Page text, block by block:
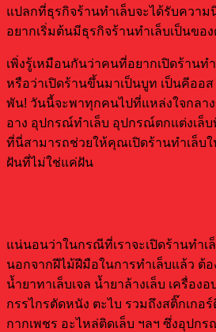
แปลกที่ธุรกิจร้านทำเล็บจะได้รับควา
อยากเริ่มต้นมีธุรกิจร้านทำเล็บเป็นของ
เพิ่งรู้เหมือนกันว่าคนที่อยากเปิดร้านทํ
หรือว่าเปิดร้านขึ้นมาเป็นบูท เป็นคีออ
พัน! วันนี้จะพาทุกคนไปที่แหล่งใจกลาง
อาง อุปกรณ์ทำเล็บ อุปกรณ์ตกแต่งเล็
ที่นี่สามารถช่วยให้คุณเปิดร้านทําเล็บ
ฝันที่ไม่ใช่แค่ฝัน
แน่นอนว่าในกรณีที่เราจะเปิดร้านทำเ
นอกจากฝีไม้ฝีมือในการทำเล็บแล้ว ต้
น้ำยาทาเล็บเจล น้ำยาล้างเล็บ เครื่องอ
กรรไกรตัดหนัง ตะไบ รวมถึงสติ๊กเกอร์
กากเพชร อะไหล่ติดเล็บ ฯลฯ ซึ่งอุปก